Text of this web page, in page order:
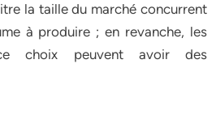
la taille du marché concurrent
à produire ; en revanche, les
choix peuvent avoir des